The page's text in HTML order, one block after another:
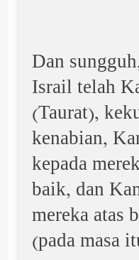
Dan
Israil telah
(Taurat),
kenabian,
kepada
baik, dan
mereka atas
(pada masa